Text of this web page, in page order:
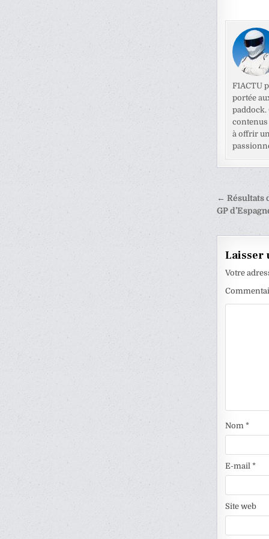
F1ACTU
portée
paddock.
contenus
à offrir
de
← Résultats
GP
Laisser
Votre
Nom *
E-mail *
Site web